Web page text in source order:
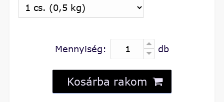
Mennyiség: db
Kosárba rakom